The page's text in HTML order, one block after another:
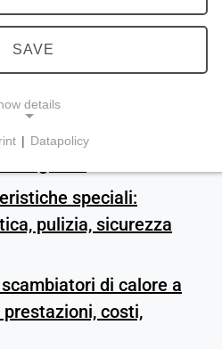
della tecnologia
speciali:
pulizia, sicurezza
di calore a
costi,
SAVE
details
e il salvataggio delle
Questi cookie non
| Datapolicy